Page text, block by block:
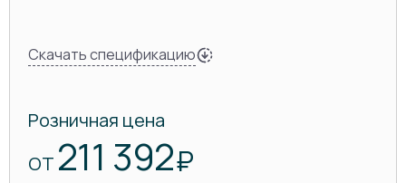
Скачать спецификацию
Розничная цена
ОТ 211 392₽